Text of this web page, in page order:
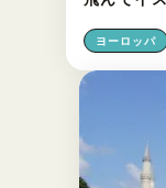
ヨーロッパ